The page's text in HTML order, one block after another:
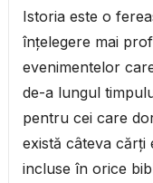
Istoria este o
înțelegere mai
evenimentelor
de-a lungul
pentru cei care
există câteva cărți
incluse în orice